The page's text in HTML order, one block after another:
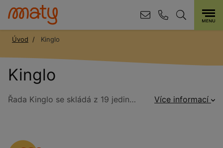
Úvod Kinglo
Kinglo
Řada Kinglo se skládá z 19 jedinečných výrobků, které jsou k dispozici ve dvou barevných provedeních SAND a ICE. Každá z těchto verzí má jedinečný typ detailu, který podněcuje dětskou představivost. Více informací